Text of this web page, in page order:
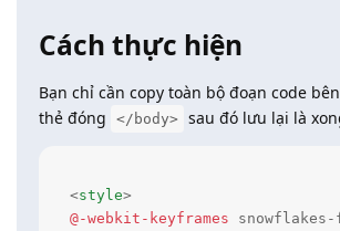
Cách thực hiện
Bạn chỉ cần copy toàn bộ đoạn code
thẻ đóng
</body> sau đó lưu lại là
<style>
@-webkit-keyframes